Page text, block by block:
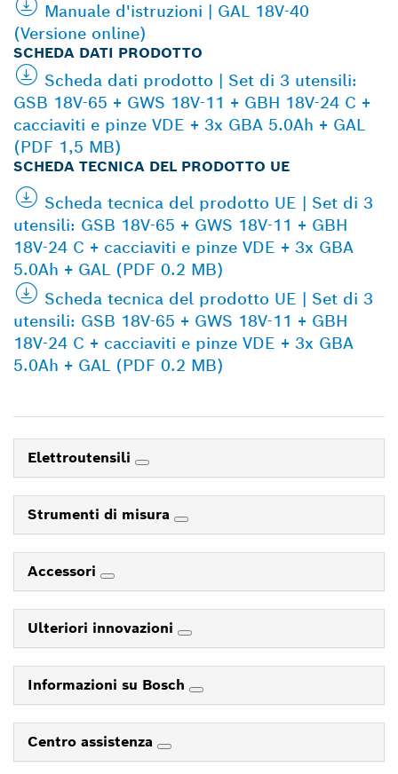
Manuale d'istruzioni | GAL 18V-40
(Versione online)
SCHEDA DATI PRODOTTO
Scheda dati prodotto | Set di 3 utensili:
GSB 18V-65 + GWS 18V-11 + GBH 18V-24 C +
cacciaviti e pinze VDE + 3x GBA 5.0Ah + GAL
(PDF 1,5 MB)
SCHEDA TECNICA DEL PRODOTTO UE
Scheda tecnica del prodotto UE | Set di 3
utensili: GSB 18V-65 + GWS 18V-11 + GBH
18V-24 C + cacciaviti e pinze VDE + 3x GBA
5.0Ah + GAL (PDF 0.2 MB)
Scheda tecnica del prodotto UE | Set di 3
utensili: GSB 18V-65 + GWS 18V-11 + GBH
18V-24 C + cacciaviti e pinze VDE + 3x GBA
5.0Ah + GAL (PDF 0.2 MB)
Elettroutensili
Strumenti di misura
Accessori
Ulteriori innovazioni
Informazioni su Bosch
Centro assistenza